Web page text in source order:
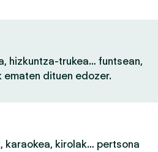
hizkuntza-trukea… funtsean,
dituen edozer.
karaokea, kirolak… pertsona